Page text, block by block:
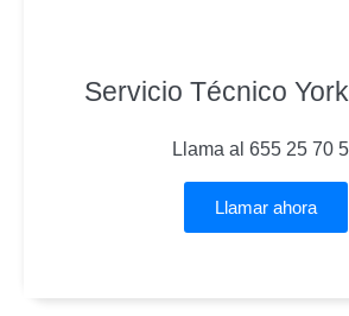
Servicio Técnico
Llama al 655 25 70
Llamar ahora